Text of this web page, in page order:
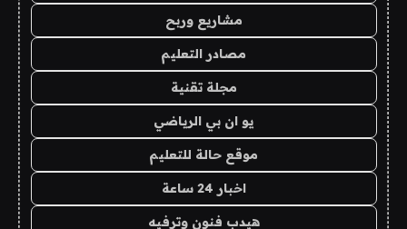
مشاريع وربح
مصادر التعليم
مجلة تقنية
يو ان بي الرياضي
موقع حالة للتعليم
اخبار 24 ساعة
هيدب فنون وترفيه